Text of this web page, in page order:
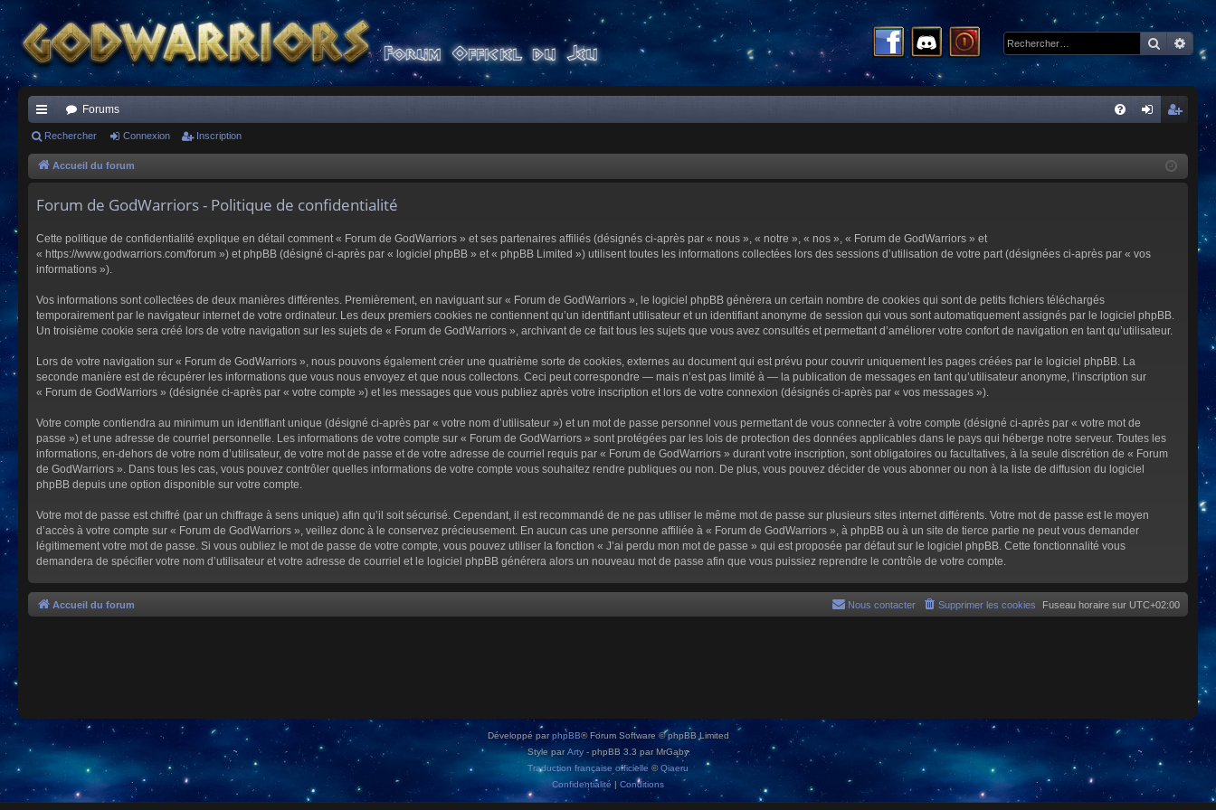
ac
co
s
Forums
cri
Rechercher Connexion Inscription
Accueil du forum
Forum de GodWarriors - Politique de confidentialité
Cette politique de confidentialité explique en détail comment « Forum de GodWarriors » et ses partenaires affiliés (désignés ci-après par « nous », « notre », « nos », « Forum de GodWarriors » et
« https://www.godwarriors.com/forum ») et phpBB (désigné ci-après par « logiciel phpBB » et « phpBB Limited ») utilisent toutes les informations collectées lors des sessions d’utilisation de votre part (désignées ci-après par « vos
informations »).
Vos informations sont collectées de deux manières différentes. Premièrement, en naviguant sur « Forum de GodWarriors », le logiciel phpBB génèrera un certain nombre de cookies qui sont de petits fichiers téléchargés
temporairement par le navigateur internet de votre ordinateur. Les deux premiers cookies ne contiennent qu’un identifiant utilisateur et un identifiant anonyme de session qui vous sont automatiquement assignés par le logiciel phpBB.
Un troisième cookie sera créé lors de votre navigation sur les sujets de « Forum de GodWarriors », archivant de ce fait tous les sujets que vous avez consultés et permettant d’améliorer votre confort de navigation en tant qu’utilisateur.
Lors de votre navigation sur « Forum de GodWarriors », nous pouvons également créer une quatrième sorte de cookies, externes au document qui est prévu pour couvrir uniquement les pages créées par le logiciel phpBB. La
seconde manière est de récupérer les informations que vous nous envoyez et que nous collectons. Ceci peut correspondre — mais n’est pas limité à — la publication de messages en tant qu’utilisateur anonyme, l’inscription sur
« Forum de GodWarriors » (désignée ci-après par « votre compte ») et les messages que vous publiez après votre inscription et lors de votre connexion (désignés ci-après par « vos messages »).
Votre compte contiendra au minimum un identifiant unique (désigné ci-après par « votre nom d’utilisateur ») et un mot de passe personnel vous permettant de vous connecter à votre compte (désigné ci-après par « votre mot de
passe ») et une adresse de courriel personnelle. Les informations de votre compte sur « Forum de GodWarriors » sont protégées par les lois de protection des données applicables dans le pays qui héberge notre serveur. Toutes les
informations, en-dehors de votre nom d’utilisateur, de votre mot de passe et de votre adresse de courriel requis par « Forum de GodWarriors » durant votre inscription, sont obligatoires ou facultatives, à la seule discrétion de « Forum
de GodWarriors ». Dans tous les cas, vous pouvez contrôler quelles informations de votre compte vous souhaitez rendre publiques ou non. De plus, vous pouvez décider de vous abonner ou non à la liste de diffusion du logiciel
phpBB depuis une option disponible sur votre compte.
Votre mot de passe est chiffré (par un chiffrage à sens unique) afin qu’il soit sécurisé. Cependant, il est recommandé de ne pas utiliser le même mot de passe sur plusieurs sites internet différents. Votre mot de passe est le moyen
d’accès à votre compte sur « Forum de GodWarriors », veillez donc à le conservez précieusement. En aucun cas une personne affiliée à « Forum de GodWarriors », à phpBB ou à un site de tierce partie ne peut vous demander
légitimement votre mot de passe. Si vous oubliez le mot de passe de votre compte, vous pouvez utiliser la fonction « J’ai perdu mon mot de passe » qui est proposée par défaut sur le logiciel phpBB. Cette fonctionnalité vous
demandera de spécifier votre nom d’utilisateur et votre adresse de courriel et le logiciel phpBB générera alors un nouveau mot de passe afin que vous puissiez reprendre le contrôle de votre compte.
Accueil du forum Fuseau horaire sur UTC+02:00
Supprimer les cookies
Nous contacter
Développé parphpBB® Forum Software © phpBB Limited
Style par Arty - phpBB 3.3 par MrGaby
Traduction française officielle ©Qiaeru
Confidentialité | Conditions